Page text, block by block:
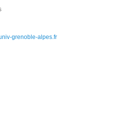
grenoble-alpes.fr